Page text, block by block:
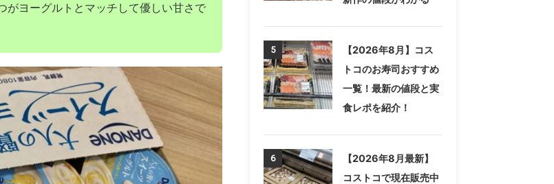
がヨーグルトとマッチして優しい甘さで
5
【2026年8月】コス
トコのお寿司おすすめ
一覧！最新の値段と実
食レポを紹介！
6
【2026年8月最新】
コストコで現在販売中